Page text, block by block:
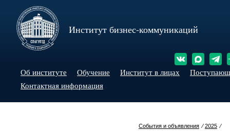
Институт бизнес-коммуникаций
Об институте Обучение Институт в лицах
Контактная информация
События и объявления ⁄2025 ⁄